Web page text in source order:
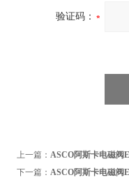
验证码：
上一篇： ASCO阿斯卡电磁阀
下一篇： ASCO阿斯卡电磁阀